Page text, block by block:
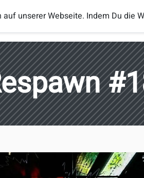
Turniere Regeln
unserer Webseite. Indem Du die